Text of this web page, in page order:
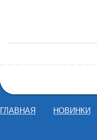
ГЛАВНАЯ НОВИНКИ